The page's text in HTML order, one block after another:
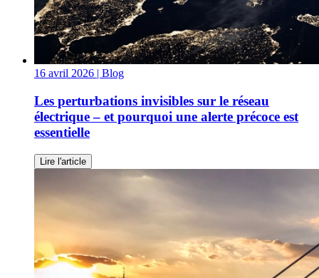
16 avril 2026 | Blog
Les perturbations invisibles sur le réseau
électrique – et pourquoi une alerte précoce est
essentielle
Lire l'article